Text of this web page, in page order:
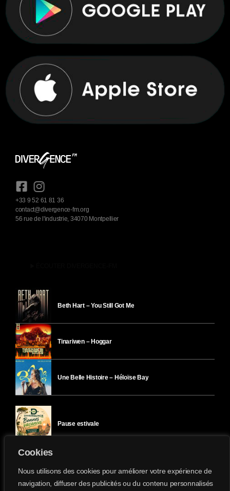
Cookies
Nous utilisons des cookies pour améliorer votre expérience de
navigation, diffuser des publicités ou du contenu personnalisés
+33 9 52 61 81 36
contact@divergence-fm.org
56 rue de l'industrie, 34070 Montpellier
Beth Hart – You Still Got Me
Tinariwen – Hoggar
Une Belle Histoire – Héloïse Bay
Pause estivale